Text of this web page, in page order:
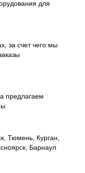
для
за счет чего мы
предлагаем
Тюмень, Курган,
Барнаул